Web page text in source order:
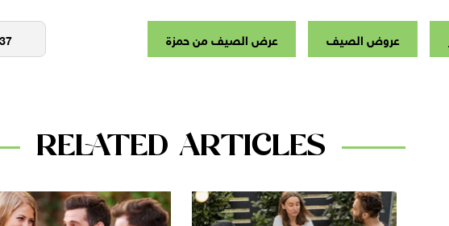
عروض الصيف عرض الصيف من حمزة
RELATED ARTICLES